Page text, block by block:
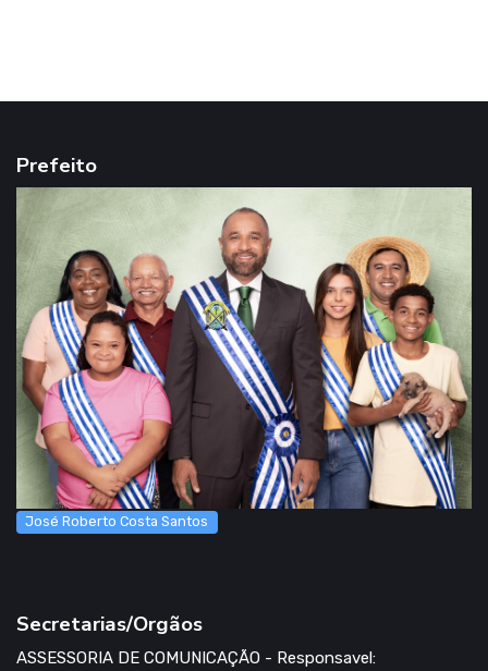
Prefeito
José Roberto Costa Santos
Secretarias/Orgãos
ASSESSORIA DE COMUNICAÇÃO - Responsavel: